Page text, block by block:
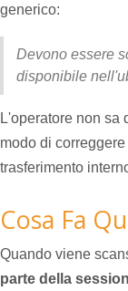
generico:
Devono essere
disponibile
L'operatore non sa
modo di
trasferimento
Cosa Fa
Quando viene
parte della